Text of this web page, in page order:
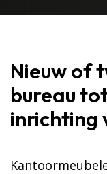
Nieuw of
bureau
inrichting